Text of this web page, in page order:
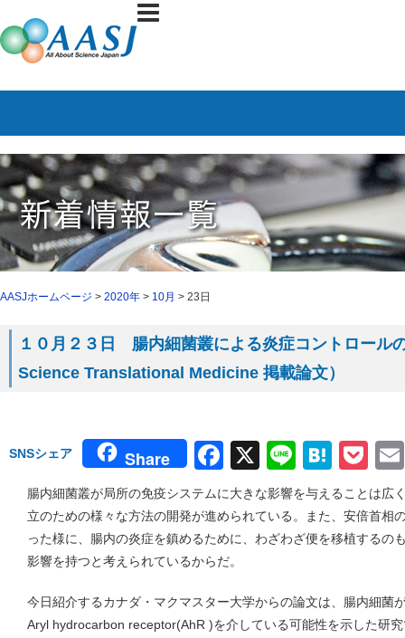
AASJホームページ > 2020年 > 10月 > 23日
１０月２３日 腸内細菌叢による炎症コントロール
Science Translational Medicine 掲載論文）
SNSシェア Share Facebook
X Line
腸内細菌叢が局所の免疫システムに大きな影響を与えることは広
立のための様々な方法の開発が進められている。また、安倍首相
った様に、腸内の炎症を鎮めるために、わざわざ便を移植するの
影響を持つと考えられているからだ。
今日紹介するカナダ・マクマスター大学からの論文は、腸内細菌
Aryl hydrocarbon receptor(AhR )を介している可能性を示した研